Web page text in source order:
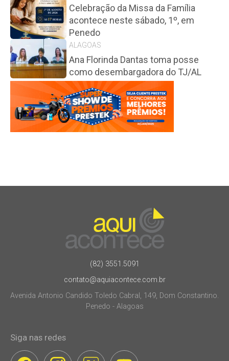
Celebração da Missa da Família
acontece neste sábado, 1º, em
Penedo
ALAGOAS
Ana Florinda Dantas toma posse
como desembargadora do TJ/AL
(82) 3551.5091
contato@aquiacontece.com.br
Avenida Antonio Candido Toledo Cabral, 149, Dom Constantino.
Penedo - Alagoas
Siga nas redes